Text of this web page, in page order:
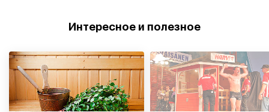
Интересное и полезное